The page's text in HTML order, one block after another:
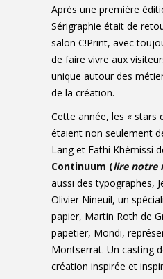
Après une première
Sérigraphie était de
salon C!Print, avec
de faire vivre aux
unique autour des
de la création.
Cette année, les « stars
étaient non seulement
Lang et Fathi Khémissi
Continuum (lire notre
aussi des typographes,
Olivier Nineuil, un
papier, Martin Roth de
papetier, Mondi,
Montserrat. Un casting
création inspirée et